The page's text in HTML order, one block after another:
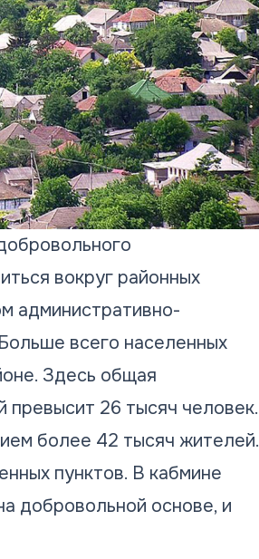
вокруг районных
административно-
всего населенных
Здесь общая
превысит 26 тысяч человек.
более 42 тысяч жителей.
пунктов. В кабмине
добровольной основе, и